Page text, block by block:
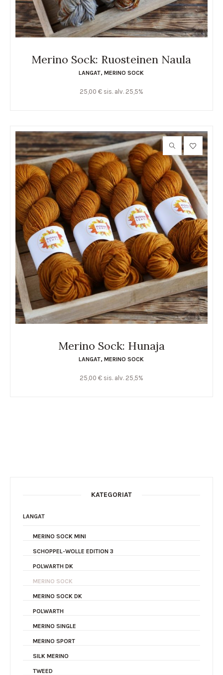
Merino Sock: Ruosteinen Naula
LANGAT,MERINO SOCK
25,00 € sis. alv. 25,5%
Merino Sock: Hunaja
LANGAT,MERINO SOCK
25,00 € sis. alv. 25,5%
KATEGORIAT
LANGAT
MERINO SOCK MINI
SCHOPPEL-WOLLE EDITION 3
POLWARTH DK
MERINO SOCK
MERINO SOCK DK
POLWARTH
MERINO SINGLE
MERINO SPORT
SILK MERINO
TWEED